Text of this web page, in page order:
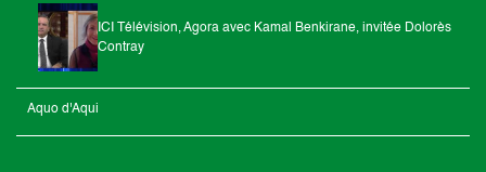
ICI Télévision, Agora avec Kamal Benkirane, invitée Dolorès
Contray
Aquo d'Aqui